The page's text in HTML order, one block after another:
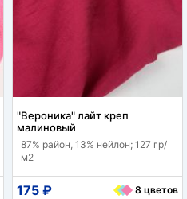
"Вероника" лайт креп
малиновый
87% район, 13% нейлон; 127 гр/
м2
175 ₽ 8 цветов